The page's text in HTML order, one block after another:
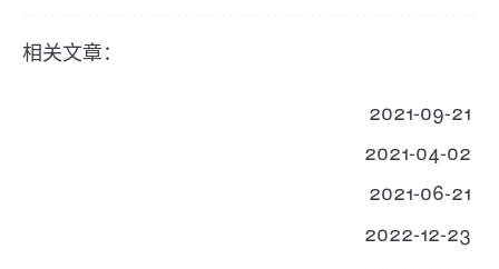
相关文章：
2021-09-21
2021-04-02
2021-06-21
2022-12-23